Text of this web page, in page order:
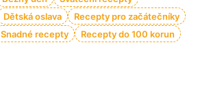
Dětská oslava
Recepty pro začátečníky
Snadné recepty Recepty do 100 korun